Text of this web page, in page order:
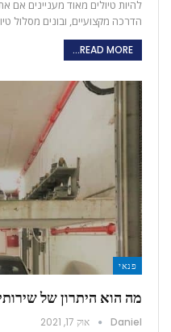
להיות טיולים מאוד מעניינים אם
הדרכה מקצועיים, ובונים מסלול
READ MORE...
פנאי
מה הוא היתרון של
Daniel אוק 17, 2021